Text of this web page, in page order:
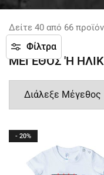
Φίλτρα
Δείτε 40 από 66
ΜΕΓΕΘΟΣ 'Η
- 20%
Χρησιμοποιούμε
συλλέγονται